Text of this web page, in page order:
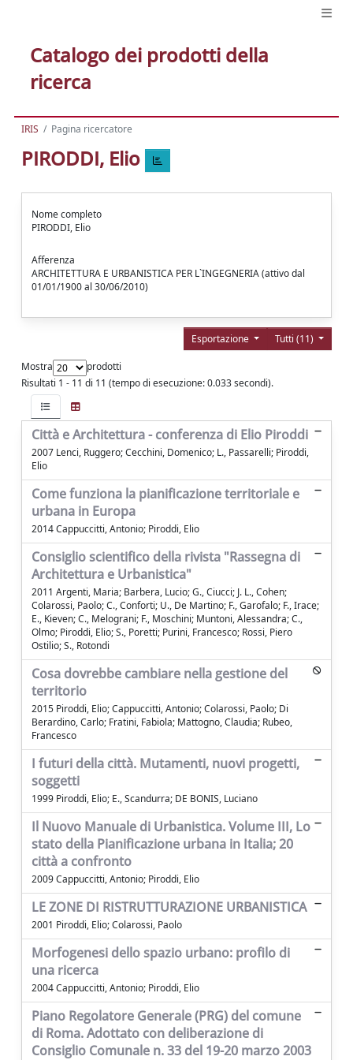
Catalogo dei prodotti della
ricerca
IRIS Pagina ricercatore
PIRODDI, Elio
Nome completo
PIRODDI, Elio
Afferenza
ARCHITETTURA E URBANISTICA PER L`INGEGNERIA (attivo dal
01/01/1900 al 30/06/2010)
Tutti (11)
Esportazione
Mostra
prodotti
Risultati 1 - 11 di 11 (tempo di esecuzione: 0.033 secondi).
Città e Architettura - conferenza di Elio Piroddi
2007 Lenci, Ruggero; Cecchini, Domenico; L., Passarelli; Piroddi,
Elio
Come funziona la pianificazione territoriale e
urbana in Europa
2014 Cappuccitti, Antonio; Piroddi, Elio
Consiglio scientifico della rivista "Rassegna di
Architettura e Urbanistica"
2011 Argenti, Maria; Barbera, Lucio; G., Ciucci; J. L., Cohen;
Colarossi, Paolo; C., Conforti; U., De Martino; F., Garofalo; F., Irace;
E., Kieven; C., Melograni; F., Moschini; Muntoni, Alessandra; C.,
Olmo; Piroddi, Elio; S., Poretti; Purini, Francesco; Rossi, Piero
Ostilio; S., Rotondi
Cosa dovrebbe cambiare nella gestione del
territorio
2015 Piroddi, Elio; Cappuccitti, Antonio; Colarossi, Paolo; Di
Berardino, Carlo; Fratini, Fabiola; Mattogno, Claudia; Rubeo,
Francesco
I futuri della città. Mutamenti, nuovi progetti,
soggetti
1999 Piroddi, Elio; E., Scandurra; DE BONIS, Luciano
Il Nuovo Manuale di Urbanistica. Volume III, Lo
stato della Pianificazione urbana in Italia; 20
città a confronto
2009 Cappuccitti, Antonio; Piroddi, Elio
LE ZONE DI RISTRUTTURAZIONE URBANISTICA
2001 Piroddi, Elio; Colarossi, Paolo
Morfogenesi dello spazio urbano: profilo di
una ricerca
2004 Cappuccitti, Antonio; Piroddi, Elio
Piano Regolatore Generale (PRG) del comune
di Roma. Adottato con deliberazione di
Consiglio Comunale n. 33 del 19-20 marzo 2003